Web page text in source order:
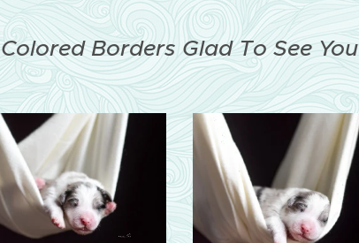
Colored Borders Glad To See You